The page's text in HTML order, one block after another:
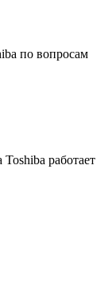
по вопросам
работает